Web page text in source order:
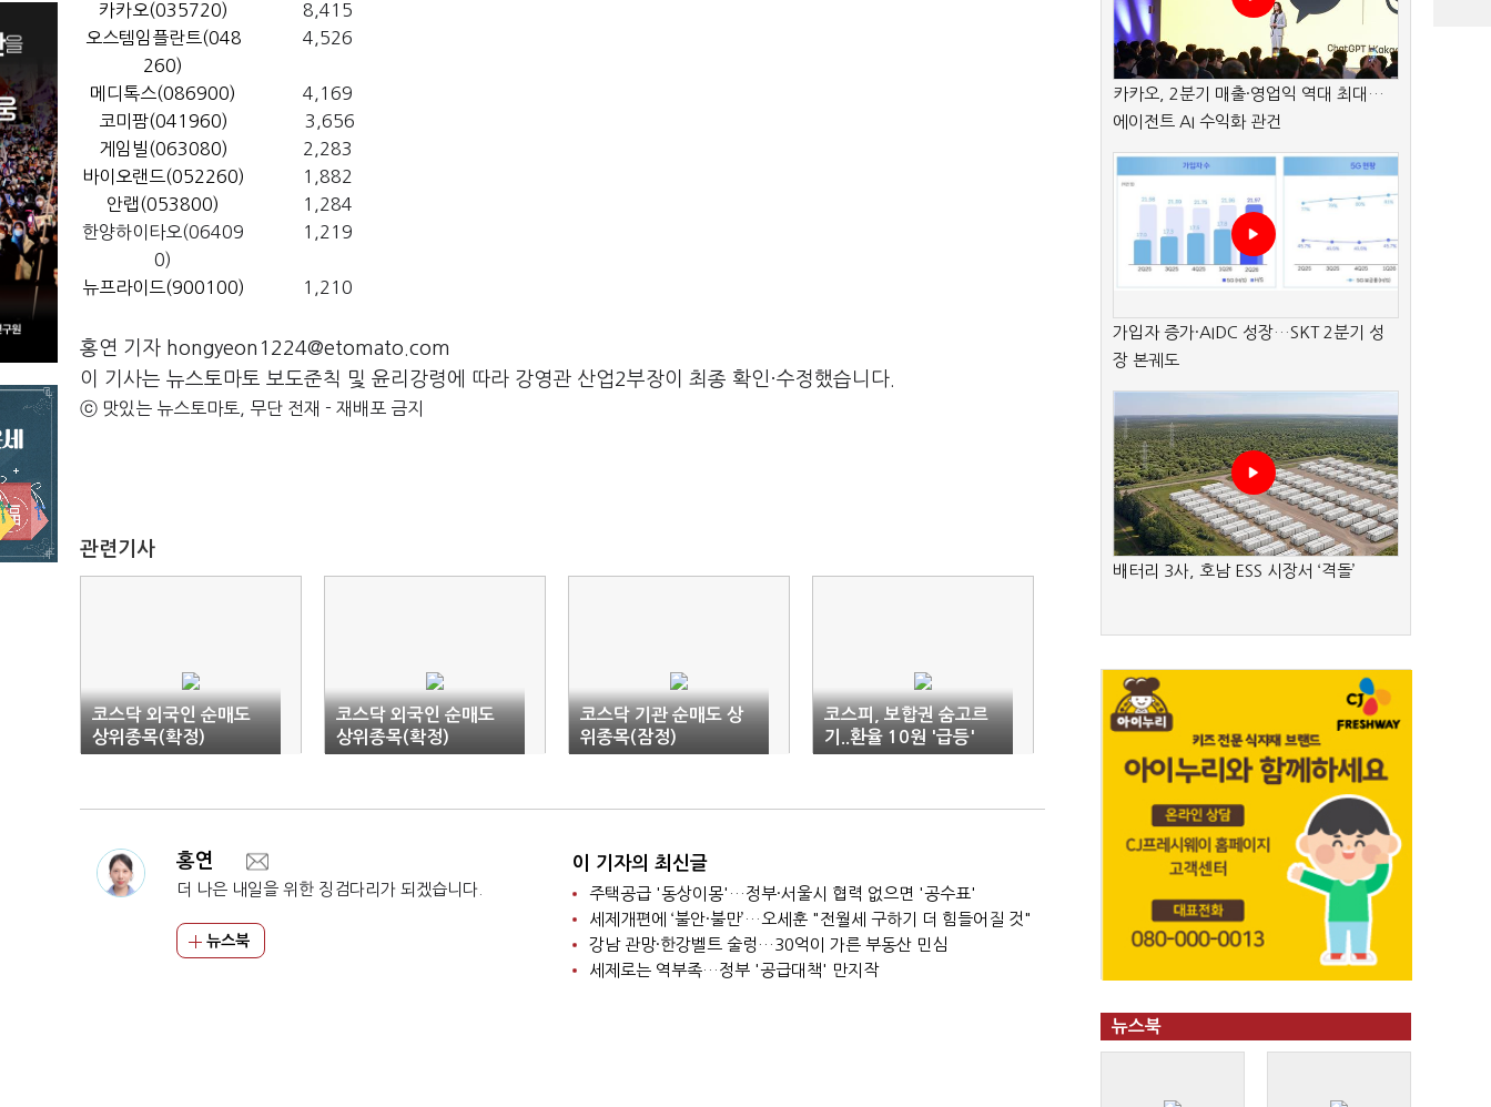
카카오(035720)
8,415
오스템임플란트(048
260)
4,526
메디톡스(086900)
4,169
코미팜(041960)
3,656
게임빌(063080)
2,283
바이오랜드(052260)
1,882
안랩(053800)
1,284
한양하이타오(06409
0)
1,219
뉴프라이드(900100) 1,210
홍연 기자 hongyeon1224@etomato.com
이 기사는 뉴스토마토 보도준칙 및 윤리강령에 따라 강영관 산업2부장이 최종 확인·수정했습니다.
ⓒ 맛있는 뉴스토마토, 무단 전재 - 재배포 금지
관련기사
코스닥 외국인 순매도
상위종목(확정)
코스닥 외국인 순매도
상위종목(확정)
코스닥 기관 순매도 상
위종목(잠정)
코스피, 보합권 숨고르
기..환율 10원 '급등'
홍연
더 나은 내일을 위한 징검다리가 되겠습니다.
뉴스북
이 기자의 최신글
주택공급 '동상이몽'…정부·서울시 협력 없으면 '공수표'
세제개편에 ‘불안·불만’…오세훈 "전월세 구하기 더 힘들어질 것"
강남 관망·한강벨트 술렁…30억이 가른 부동산 민심
세제로는 역부족…정부 '공급대책' 만지작
카카오, 2분기 매출·영업익 역대 최대…
에이전트 AI 수익화 관건
가입자 증가·AIDC 성장…SKT 2분기 성
장 본궤도
배터리 3사, 호남 ESS 시장서 ‘격돌’
뉴스북